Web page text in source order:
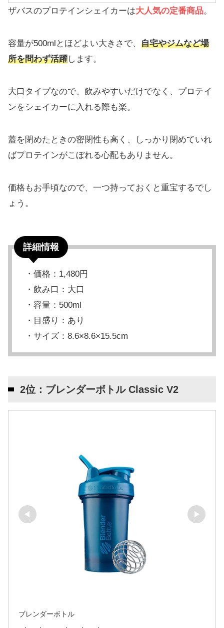
ザバスのプロテインシェイカーは大人気の定番商品。
容量が500mlとほどよい大きさで、 自宅やジムなど場
所を問わず活躍します。
大口タイプなので、飲みやすいだけでなく、プロテイ
ンをシェイカーに入れる際も楽。
蓋を閉めたときの密閉性も高く、しっかり閉めていれ
ばプロテインがこぼれる心配もありません。
価格もお手頃なので、一つ持っておくと重宝するでし
ょう。
詳細情報
・価格：1,480円
・飲み口：大口
・容量：500ml
・目盛り：あり
・サイズ：8.6×8.6×15.5cm
2位：ブレンダーボトル Classic V2
ブレンダーボトル